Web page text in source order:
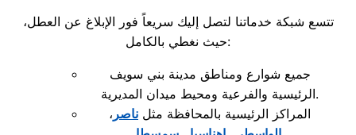
تتسع شبكة خدماتنا لتصل إليك سريعاً فور الإبلاغ عن العطل،
حيث نغطي بالكامل:
جميع شوارع ومناطق مدينة بني سويف
الرئيسية والفرعية ومحيط ميدان المديرية.
المراكز الرئيسية بالمحافظة مثل ناصر ،